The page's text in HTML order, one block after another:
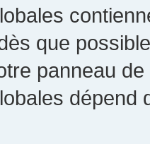
que
panneau
dépend